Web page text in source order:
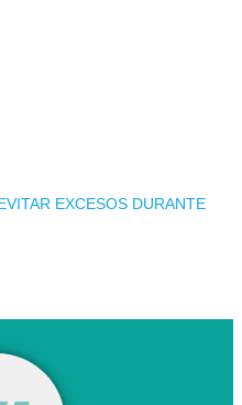
EXCESOS DURANTE